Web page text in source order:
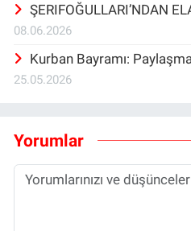
ŞERIFOĞULLARI’NDAN
08.06.2026
Kurban Bayramı:
25.05.2026
Yorumlar